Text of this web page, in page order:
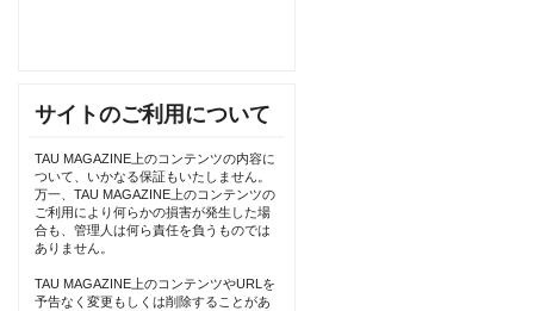
サイトのご利用について
TAU MAGAZINE上のコンテンツの内容に
ついて、いかなる保証もいたしません。
万一、TAU MAGAZINE上のコンテンツの
ご利用により何らかの損害が発生した場
合も、管理人は何ら責任を負うものでは
ありません。
TAU MAGAZINE上のコンテンツやURLを
予告なく変更もしくは削除することがあ